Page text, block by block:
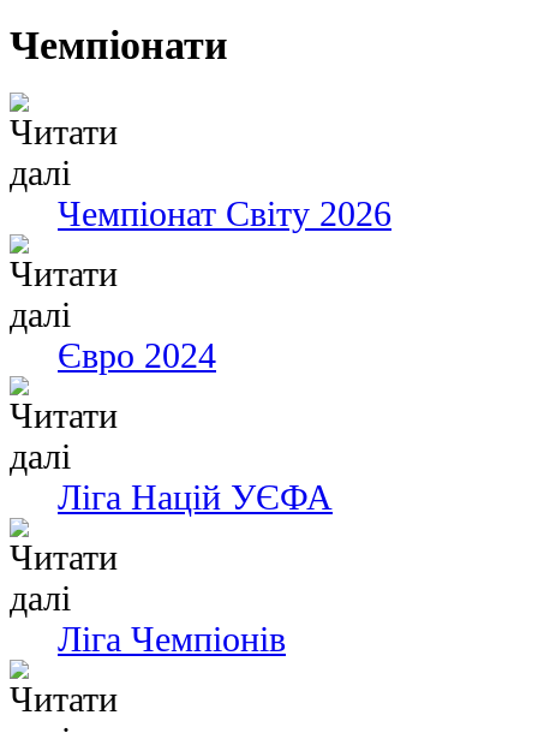
Чемпіонати
Чемпіонат Світу 2026
Євро 2024
Ліга Націй УЄФА
Ліга Чемпіонів